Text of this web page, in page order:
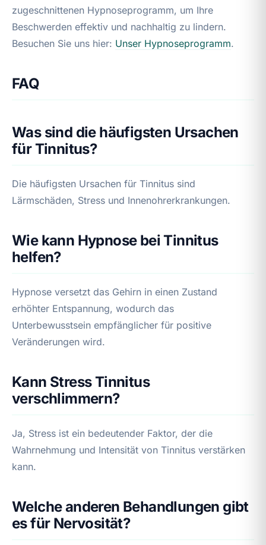
zugeschnittenen Hypnoseprogramm, um Ihre
Beschwerden effektiv und nachhaltig zu lindern.
Besuchen Sie uns hier: Unser Hypnoseprogramm.
FAQ
Was sind die häufigsten Ursachen
für Tinnitus?
Die häufigsten Ursachen für Tinnitus sind
Lärmschäden, Stress und Innenohrerkrankungen.
Wie kann Hypnose bei Tinnitus
helfen?
Hypnose versetzt das Gehirn in einen Zustand
erhöhter Entspannung, wodurch das
Unterbewusstsein empfänglicher für positive
Veränderungen wird.
Kann Stress Tinnitus
verschlimmern?
Ja, Stress ist ein bedeutender Faktor, der die
Wahrnehmung und Intensität von Tinnitus verstärken
kann.
Welche anderen Behandlungen gibt
es für Nervosität?